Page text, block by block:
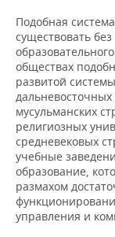
Подобная
существовать
обществах
развитой
мусульманских
религиозных
средневековых
учебные
образование,
размахом
управления и